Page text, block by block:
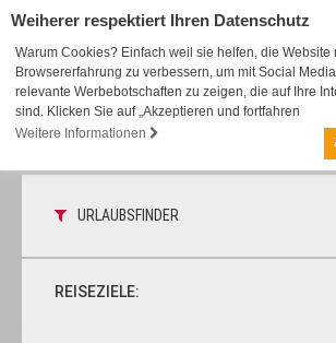
Weiherer respektiert Ihren Datenschutz
Warum Cookies? Einfach weil sie helfen, die Website
Browsererfahrung zu verbessern, um mit Social
relevante Werbebotschaften zu zeigen, die auf Ihre
sind. Klicken Sie auf „Akzeptieren und fortfahren
Weitere Informationen
URLAUBSFINDER
REISEZIELE: